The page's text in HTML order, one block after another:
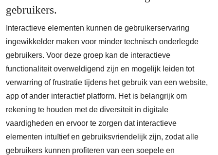
gebruikers.
Interactieve elementen kunnen de gebruikerservaring
ingewikkelder maken voor minder technisch onderlegde
gebruikers. Voor deze groep kan de interactieve
functionaliteit overweldigend zijn en mogelijk leiden tot
verwarring of frustratie tijdens het gebruik van een website,
app of ander interactief platform. Het is belangrijk om
rekening te houden met de diversiteit in digitale
vaardigheden en ervoor te zorgen dat interactieve
elementen intuïtief en gebruiksvriendelijk zijn, zodat alle
gebruikers kunnen profiteren van een soepele en